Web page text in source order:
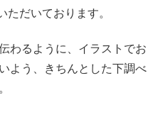
ただいております。
わるように、イラストでお
よう、きちんとした下調べ